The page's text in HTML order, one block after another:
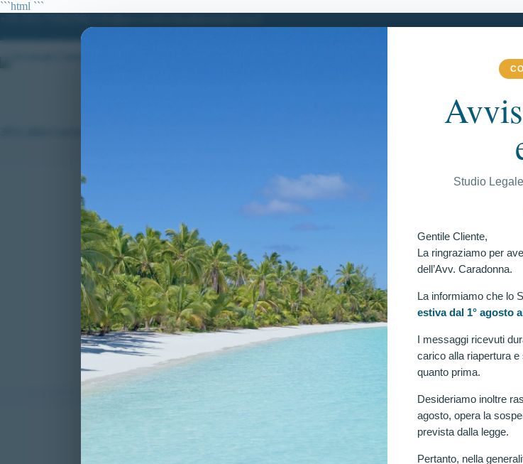
```html
Studio
Gentile Cliente,
La ringraziamo per
dell’Avv. Caradonna.
La informiamo che lo
estiva dal 1° agosto
I messaggi ricevuti
carico alla riapertura
quanto prima.
Desideriamo inoltre
agosto, opera la
prevista dalla legge.
Pertanto, nella
```
contenuto
Guida sotto l’effetto di alcool ed esclusione dal concorso 3852
carabinieri per assenza del requisito della condotta
al Tar Lazio!
Concorso per 3852 allievi carabinieri: riammesso candidato
assenza del requisito della condotta incensurabile, richiesto
c. 1, lett. i), del d.lgs. n. 66 del 2010, a causa di una precedente
per guida in stato di ebrezza.
CLAUDIA CARADONNA MARZO 19, 2025